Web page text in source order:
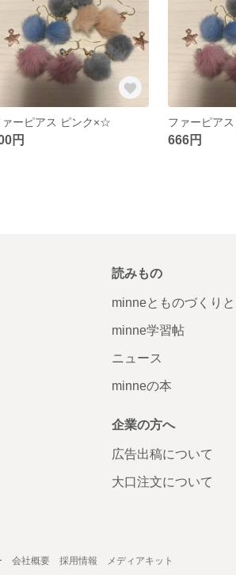
ァーピアス ピンク×☆
円
ファーピア
666円
読みもの
minneとものづくりと
minne学習帖
ニュース
minneの本
企業の方へ
広告出稿について
大口注文について
会社概要 採用情報 メディアキット